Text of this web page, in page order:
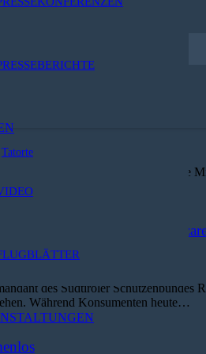
Tatorte
zeigt sich erfreut, dass die
Land statt italienische
des Südtiroler
Während Konsumenten heute…